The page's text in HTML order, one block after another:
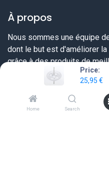
Price:
25,95 €
Home Search
À propos
Nous sommes une équipe
dont le but est d'améliorer
grâce à des produits de
vous savez dès le début ce
nous ne vendons pas
Nous essayons toujours de